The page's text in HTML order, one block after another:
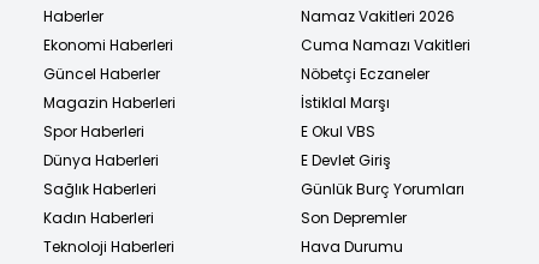
Haberler
Ekonomi Haberleri
Güncel Haberler
Magazin Haberleri
Spor Haberleri
Dünya Haberleri
Sağlık Haberleri
Kadın Haberleri
Teknoloji Haberleri
Namaz Vakitleri 2026
Cuma Namazı Vakitleri
Nöbetçi Eczaneler
İstiklal Marşı
E Okul VBS
E Devlet Giriş
Günlük Burç Yorumları
Son Depremler
Hava Durumu